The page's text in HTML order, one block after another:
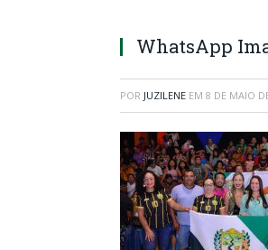
WhatsApp
POR JUZILENE EM 8 DE MAIO